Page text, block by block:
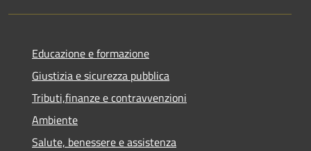
Educazione e formazione
Giustizia e sicurezza pubblica
Tributi,finanze e contravvenzioni
Ambiente
Salute, benessere e assistenza